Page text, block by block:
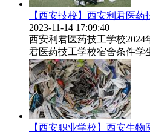
【西安技校】西安利君医
2023-11-14 17:09:40
西安利君医药技工学校
君医药技工学校宿舍条件学
【西安职业学校】西安生